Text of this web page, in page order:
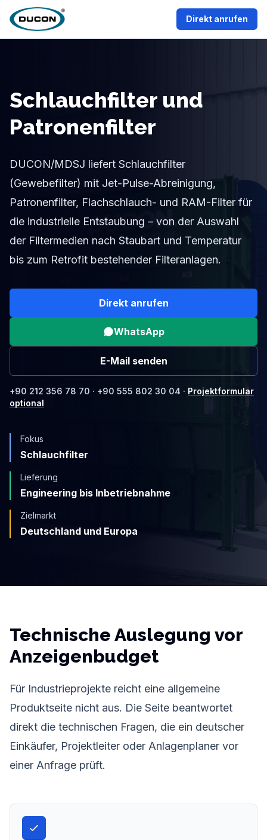
Zum Inhalt springen
Direkt anrufen
Schlauchfilter und
Patronenfilter
DUCON/MDSJ liefert Schlauchfilter
(Gewebefilter) mit Jet-Pulse-Abreinigung,
Patronenfilter, Flachschlauch- und RAM-Filter für
die industrielle Entstaubung – von der Auswahl
der Filtermedien nach Staubart und Temperatur
bis zum Retrofit bestehender Filteranlagen.
Direkt anrufen
WhatsApp
E-Mail senden
+90 212 356 78 70 · +90 555 802 30 04 · Projektformular
optional
Fokus
Schlauchfilter
Lieferung
Engineering bis Inbetriebnahme
Zielmarkt
Deutschland und Europa
Technische Auslegung vor
Anzeigenbudget
Für Industrieprojekte reicht eine allgemeine
Produktseite nicht aus. Die Seite beantwortet
direkt die technischen Fragen, die ein deutscher
Einkäufer, Projektleiter oder Anlagenplaner vor
einer Anfrage prüft.